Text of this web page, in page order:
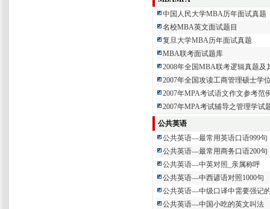
中国人民大学MBA历年面试真题
名校MBA英文面试题目
复旦大学MBA历年面试真题
MBA联考面试题库
2008年全国MBA联考逻辑真题及
2007年全国攻读工商管理硕士学
2007年MPA考试语文作文参考范
2007年MPA考试辅导之管理学试
公共英语
公共英语—最常用英语口语999句
公共英语—最常用商务口语200句
公共英语—中英对照_亲属称呼
公共英语—中西谚语对照1000句
公共英语—中级口译中需要强记
公共英语—中国小吃的英文叫法